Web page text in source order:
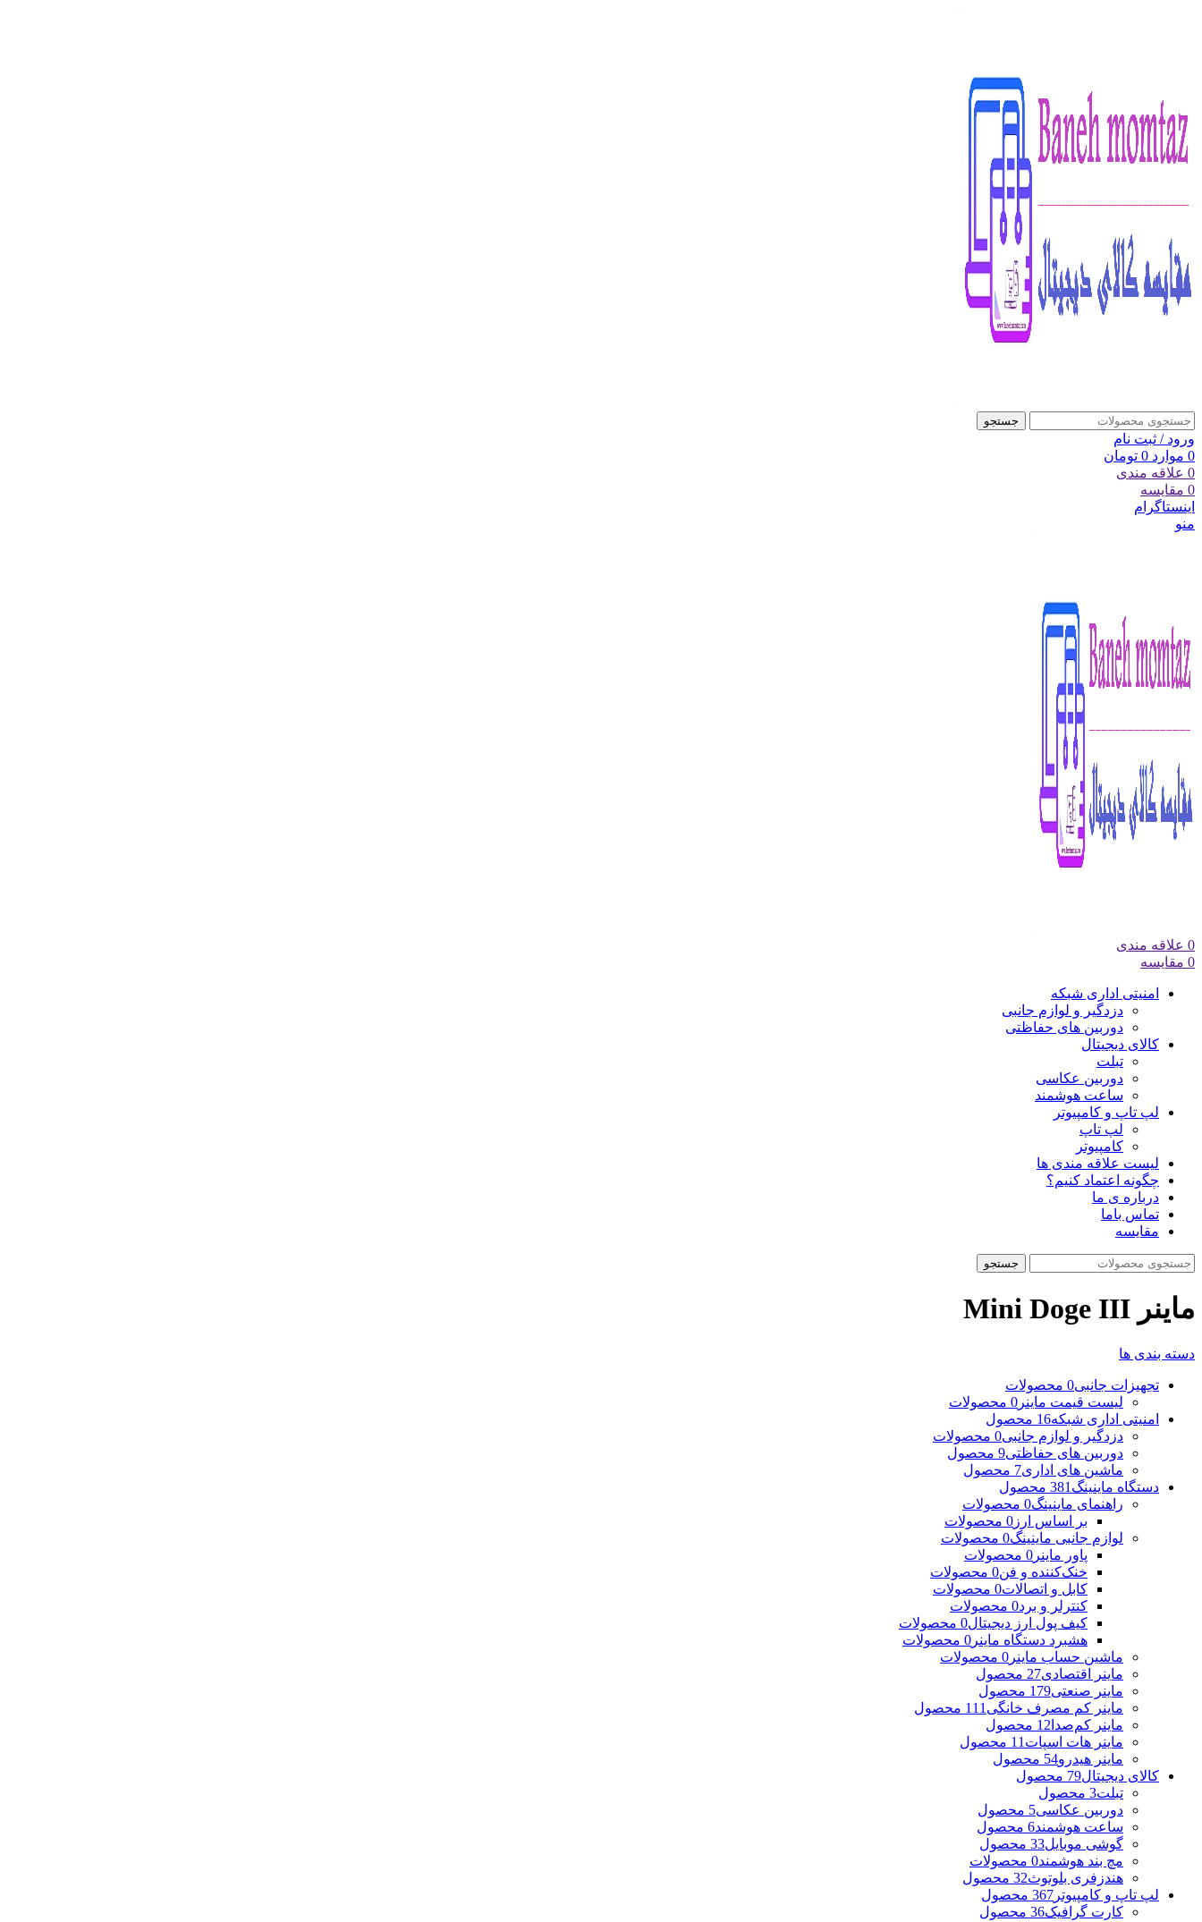
جستجو
ورود / ثبت نام
0 موارد 0 تومان
0 علاقه مندی
0 مقایسه
اینستاگرام
منو
0 علاقه مندی
0 مقایسه
امنیتی اداری شبکه
دزدگیر و لوازم جانبی
دوربین های حفاظتی
کالای دیجیتال
تبلت
دوربین عکاسی
ساعت هوشمند
لپ تاپ و کامپیوتر
لپ تاپ
کامپیوتر
لیست علاقه مندی ها
چگونه اعتماد کنیم؟
درباره ی ما
تماس باما
مقایسه
جستجو
ماینر Mini Doge III
دسته بندی ها
تجهیزات جانبی0 محصولات
لیست قیمت ماینر 0 محصولات
امنیتی اداری شبکه16 محصول
دزدگیر و لوازم جانبی0 محصولات
دوربین های حفاظتی9 محصول
ماشین های اداری7 محصول
دستگاه ماینینگ 381 محصول
راهنمای ماینینگ0 محصولات
بر اساس ارز 0 محصولات
لوازم جانبی ماینینگ0 محصولات
پاور ماینر 0 محصولات
خنک‌کننده و فن0 محصولات
کابل و اتصالات0 محصولات
کنترلر و برد0 محصولات
کیف پول ارز دیجیتال0 محصولات
هشبرد دستگاه ماینر 0 محصولات
ماشین حساب ماینر 0 محصولات
ماینر اقتصادی27 محصول
ماینر صنعتی179 محصول
ماینر کم مصرف خانگی 111 محصول
ماینر کم‌صدا 12 محصول
ماینر هات اسپات 11 محصول
ماینر هیدرو54 محصول
کالای دیجیتال79 محصول
تبلت3 محصول
دوربین عکاسی5 محصول
ساعت هوشمند6 محصول
گوشی موبایل33 محصول
مچ بند هوشمند0 محصولات
هندزفری بلوتوث32 محصول
لپ تاپ و کامپیوتر 367 محصول
کارت گرافیک36 محصول